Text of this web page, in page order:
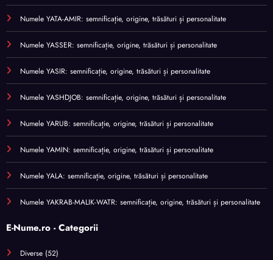
Numele YATA-AMIR: semnificație, origine, trăsături și personalitate
Numele YASSER: semnificație, origine, trăsături și personalitate
Numele YASIR: semnificație, origine, trăsături și personalitate
Numele YASHDJOB: semnificație, origine, trăsături și personalitate
Numele YARUB: semnificație, origine, trăsături și personalitate
Numele YAMIN: semnificație, origine, trăsături și personalitate
Numele YALA: semnificație, origine, trăsături și personalitate
Numele YAKRAB-MALIK-WATR: semnificație, origine, trăsături și personalitate
E-Nume.ro - Categorii
Diverse (52)